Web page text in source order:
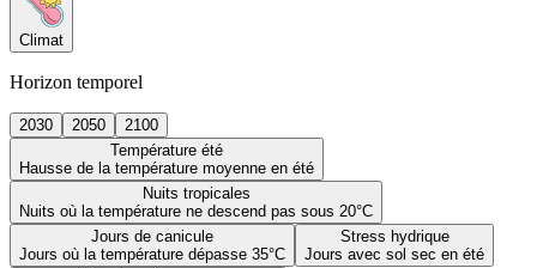
Climat
Horizon temporel
2030 2050
2100
Température été
Hausse de la température moyenne en été
Nuits tropicales
Nuits où la température ne descend pas sous 20°C
Jours de canicule
Jours où la température dépasse 35°C
Stress hydrique
Jours avec sol sec en été